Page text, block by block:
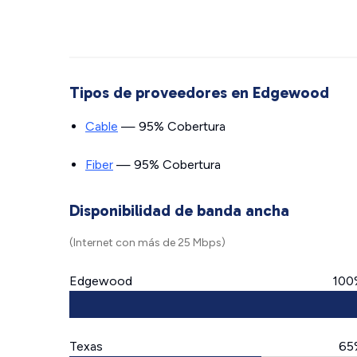
Tipos de proveedores en Edgewood
Cable — 95% Cobertura
Fiber — 95% Cobertura
Disponibilidad de banda ancha
(Internet con más de 25 Mbps)
Edgewood
Texas